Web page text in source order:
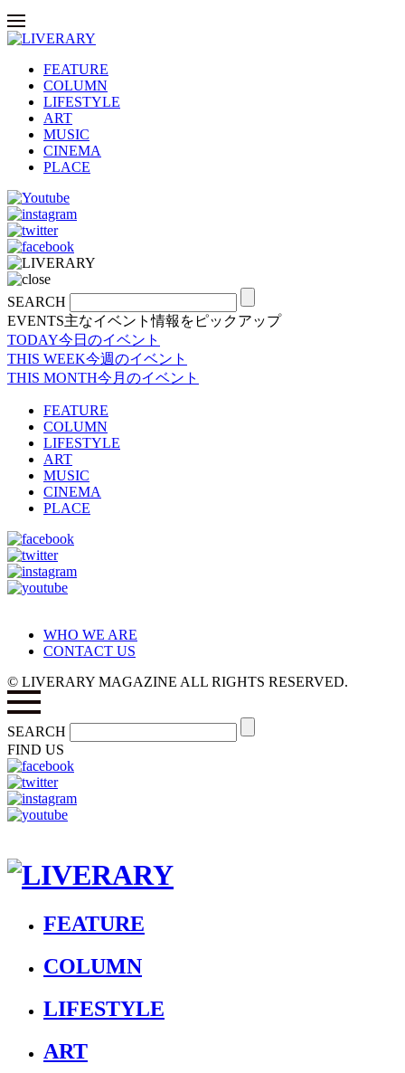
FEATURE
COLUMN
LIFESTYLE
ART
MUSIC
CINEMA
PLACE
SEARCH
EVENTS主なイベント情報をピックアップ
TODAY今日のイベント
THIS WEEK今週のイベント
THIS MONTH今月のイベント
FEATURE
COLUMN
LIFESTYLE
ART
MUSIC
CINEMA
PLACE
WHO WE ARE
CONTACT US
© LIVERARY MAGAZINE ALL RIGHTS RESERVED.
SEARCH
FIND US
FEATURE
COLUMN
LIFESTYLE
ART